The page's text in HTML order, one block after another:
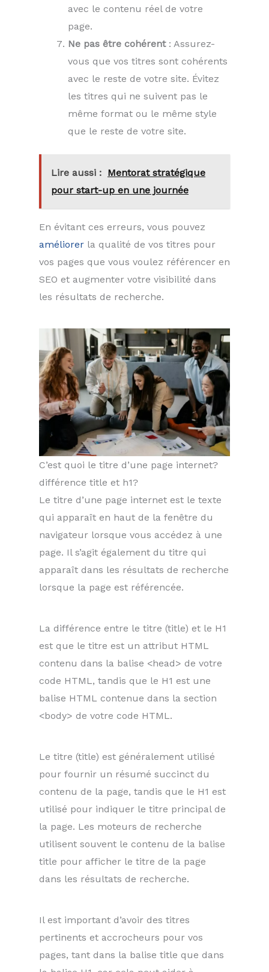
avec le contenu réel de votre
page.
Ne pas être cohérent : Assurez-
vous que vos titres sont cohérents
avec le reste de votre site. Évitez
les titres qui ne suivent pas le
même format ou le même style
que le reste de votre site.
Lire aussi : Mentorat stratégique
pour start-up en une journée
En évitant ces erreurs, vous pouvez
améliorer la qualité de vos titres pour
vos pages que vous voulez référencer en
SEO et augmenter votre visibilité dans
les résultats de recherche.
C’est quoi le titre d’une page internet?
différence title et h1?
Le titre d’une page internet est le texte
qui apparaît en haut de la fenêtre du
navigateur lorsque vous accédez à une
page. Il s’agit également du titre qui
apparaît dans les résultats de recherche
lorsque la page est référencée.
La différence entre le titre (title) et le H1
est que le titre est un attribut HTML
contenu dans la balise <head> de votre
code HTML, tandis que le H1 est une
balise HTML contenue dans la section
<body> de votre code HTML.
Le titre (title) est généralement utilisé
pour fournir un résumé succinct du
contenu de la page, tandis que le H1 est
utilisé pour indiquer le titre principal de
la page. Les moteurs de recherche
utilisent souvent le contenu de la balise
title pour afficher le titre de la page
dans les résultats de recherche.
Il est important d’avoir des titres
pertinents et accrocheurs pour vos
pages, tant dans la balise title que dans